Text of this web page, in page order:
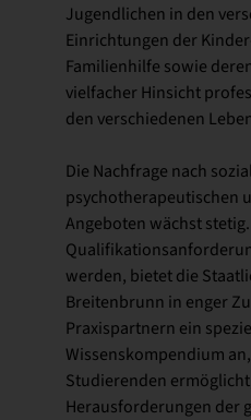
Jugendlichen in den
Einrichtungen der
Familienhilfe sowie
vielfacher Hinsicht
den verschiedenen
Die Nachfrage nach
psychotherapeutischen
Angeboten wächst
werden, bietet die
Breitenbrunn in enger
Praxispartnern ein
Wissenskompendium
Studierenden
Herausforderungen der